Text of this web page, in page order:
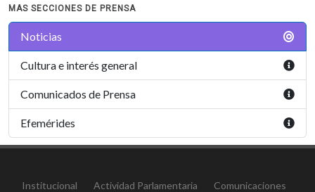
MAS SECCIONES DE PRENSA
Noticias
Cultura e interés general
Comunicados de Prensa
Efemérides
Institucional Actividad Parlamentaria
Comunicaciones